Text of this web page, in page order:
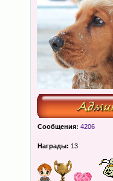
Сообщения: 4206
Награды: 13